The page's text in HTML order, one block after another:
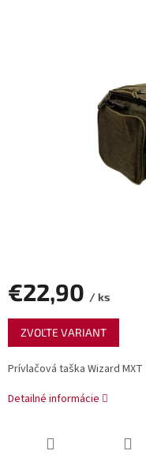
€22,90 / ks
Jednotková
cena:
ZVOĽTE VARIANT
Prívlačová taška Wizard MXT
Detailné informácie